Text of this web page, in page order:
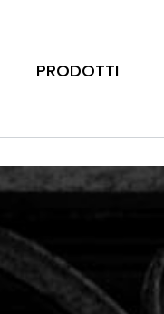
PRODOTTI